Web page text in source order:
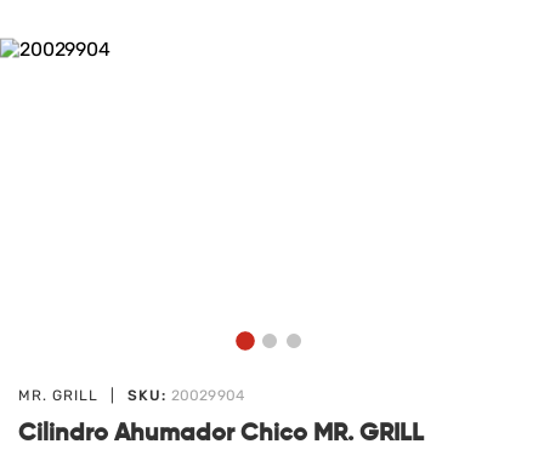
MR. GRILL SKU: 20029904
Cilindro Ahumador Chico MR. GRILL